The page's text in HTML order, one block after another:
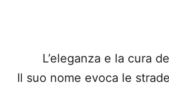
L’eleganza e la cura
Il suo nome evoca le